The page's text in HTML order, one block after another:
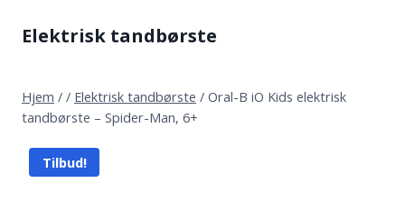
Elektrisk tandbørste
Hjem / / Elektrisk tandbørste / Oral-B iO Kids elektrisk
tandbørste – Spider-Man, 6+
Tilbud!